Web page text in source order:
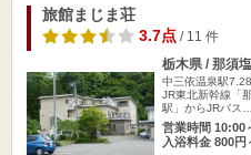
旅館まじま荘
3.7点/ 11 件
栃木県 / 那須
中三依温泉駅
JR東北新幹線「
駅」からJRバス…
営業時間 10:00
入浴料金 800円